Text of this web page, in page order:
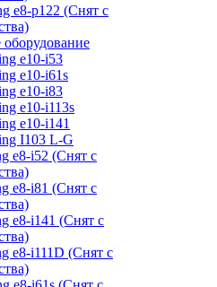
e8-p122 (Снят с
e10-i53
e10-i61s
e10-i83
e10-i113s
e10-i141
I103 L-G
e8-i52 (Снят с
e8-i81 (Снят с
e8-i141 (Снят с
e8-i111D (Снят с